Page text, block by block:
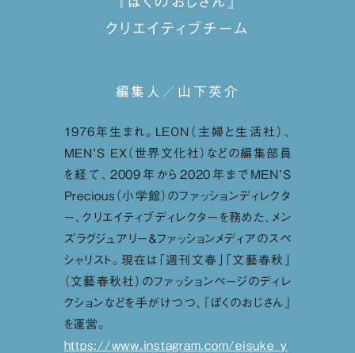
クリエイティブチーム
編集人／山下英介
1976年生まれ。LEON（主婦と生活社）、
MEN’S EX（世界文化社）などの編集部員
を経て、2009年から2020年までMEN’S
Precious（小学館）のファッションディレクタ
ー、クリエイティブディレクターを務めた、メン
ズラグジュアリー＆ファッションメディアのスペ
シャリスト。現在は「週刊文春」「文藝春秋」
（文藝春秋社）のファッションページのディレ
クションなどを手がけつつ、『ぼくのおじさん』
を運営。
https://www.instagram.com/eisuke_y